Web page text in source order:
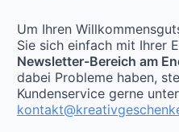
Um Ihren
Sie sich einfach mit Ihrer
Newsletter-Bereich am
dabei Probleme haben,
Kundenservice gerne unter